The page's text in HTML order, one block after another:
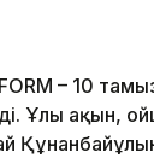
– 10
Ұлы ақын,